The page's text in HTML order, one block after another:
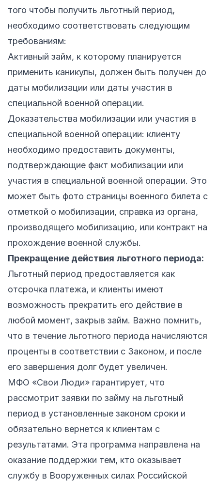
того чтобы получить льготный период,
необходимо соответствовать следующим
требованиям:
Активный займ, к которому планируется
применить каникулы, должен быть получен до
даты мобилизации или даты участия в
специальной военной операции.
Доказательства мобилизации или участия в
специальной военной операции: клиенту
необходимо предоставить документы,
подтверждающие факт мобилизации или
участия в специальной военной операции. Это
может быть фото страницы военного билета с
отметкой о мобилизации, справка из органа,
производящего мобилизацию, или контракт на
прохождение военной службы.
Прекращение действия льготного периода:
Льготный период предоставляется как
отсрочка платежа, и клиенты имеют
возможность прекратить его действие в
любой момент, закрыв займ. Важно помнить,
что в течение льготного периода начисляются
проценты в соответствии с Законом, и после
его завершения долг будет увеличен.
МФО «Свои Люди» гарантирует, что
рассмотрит заявки по займу на льготный
период в установленные законом сроки и
обязательно вернется к клиентам с
результатами. Эта программа направлена на
оказание поддержки тем, кто оказывает
службу в Вооруженных силах Российской